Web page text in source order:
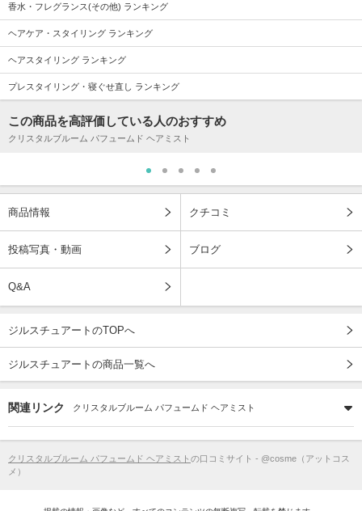
香水・フレグランス(その他) ランキング
ヘアケア・スタイリング ランキング
ヘアスタイリング ランキング
プレスタイリング・寝ぐせ直し ランキング
この商品を高評価している人のおすすめ
クリスタルブルーム パフュームド ヘアミスト
商品情報 クチコミ
投稿写真・動画 ブログ
Q&A
ジルスチュアートのTOPへ
ジルスチュアートの商品一覧へ
関連リンク クリスタルブルーム パフュームド ヘアミスト
クリスタルブルーム パフュームド ヘアミスト の口コミサイト - @cosme（アットコス
メ）